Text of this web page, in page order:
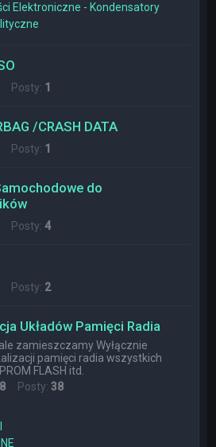
Elektroniczne - Kondensatory
Posty: 1
/CRASH DATA
Posty: 1
do
Posty:4
Posty: 2
Układów Pamięci Radia
zamieszczamy Wyłącznie
pamięci radia wszystkich
FLASH itd.
Posty:38